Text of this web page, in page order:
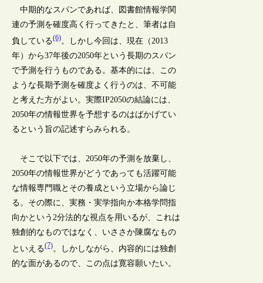
中期的なスパンであれば、図書館情報学関
連の予測を確度高く行ってきたと、筆者は自
負している(6)。しかし今回は、現在（2013
年）から37年後の2050年という長期のスパン
で予測を行うものである。基本的には、この
ような長期予測を確度よく行うのは、不可能
と考えた方がよい。実際IP2050の結論には、
2050年の情報世界を予想するのはばかげてい
るという旨の記述すらみられる。
そこで以下では、2050年の予測を放棄し、
2050年の情報世界がどうであっても活躍可能
な情報専門職とその養成という立場から論じ
る。その際に、実務・実学指向か本格学問指
向かという2分法的な視点を用いるが、これは
独創的なものではなく、いささか陳腐なもの
といえる(7)。しかしながら、内容的には独創
的な面があるので、この点は寛容願いたい。